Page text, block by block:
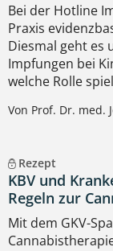
Bei der Hotline
Praxis
Diesmal geht es
Impfungen bei
welche Rolle
Von Prof. Dr. med.
Rezept
KBV und
Regeln zur
Mit dem GKV-